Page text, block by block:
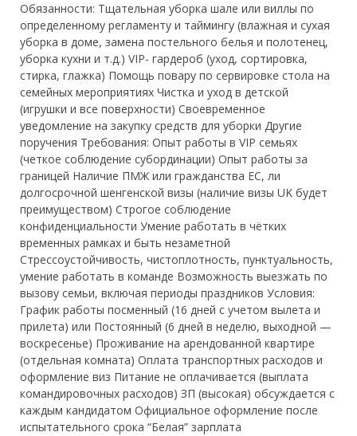
Обязанности: Тщательная уборка шале или виллы по
определенному регламенту и таймингу (влажная и сухая
уборка в доме, замена постельного белья и полотенец,
уборка кухни и т.д.) VIP- гардероб (уход, сортировка,
стирка, глажка) Помощь повару по сервировке стола на
семейных мероприятиях Чистка и уход в детской
(игрушки и все поверхности) Своевременное
уведомление на закупку средств для уборки Другие
поручения Требования: Опыт работы в VIP семьях
(четкое соблюдение субординации) Опыт работы за
границей Наличие ПМЖ или гражданства ЕС, ли
долгосрочной шенгенской визы (наличие визы UK будет
преимуществом) Строгое соблюдение
конфиденциальности Умение работать в чётких
временных рамках и быть незаметной
Стрессоустойчивость, чистоплотность, пунктуальность,
умение работать в команде Возможность выезжать по
вызову семьи, включая периоды праздников Условия:
График работы посменный (16 дней с учетом вылета и
прилета) или Постоянный (6 дней в неделю, выходной —
воскресенье) Проживание на арендованной квартире
(отдельная комната) Оплата транспортных расходов и
оформление виз Питание не оплачивается (выплата
командировочных расходов) ЗП (высокая) обсуждается с
каждым кандидатом Официальное оформление после
испытательного срока “Белая” зарплата